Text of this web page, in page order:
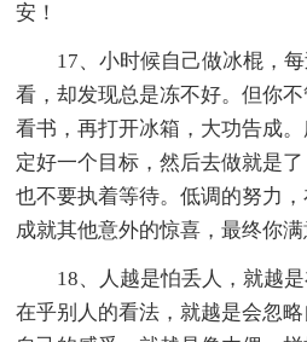
安！
17、小时候自己做冰棍，
看，却发现总是冻不好。但你
看书，再打开冰箱，大功告成
定好一个目标，然后去做就是
也不要执着等待。低调的努力
成就其他意外的惊喜，最终你满
18、人越是怕丢人，就越
在乎别人的看法，就越是会忽